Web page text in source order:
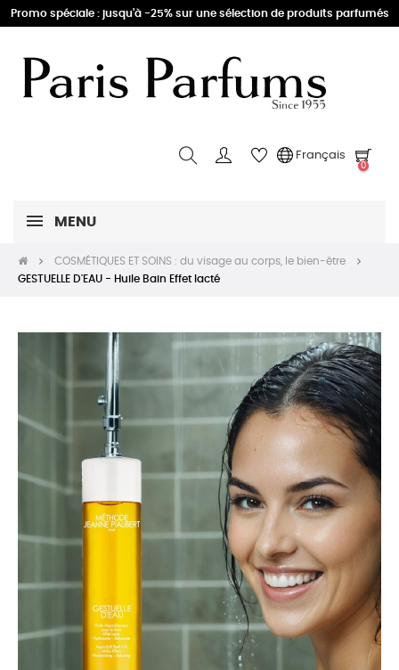
Promo spéciale : jusqu'à -25% sur une sélection de produits parfumés
Français
0
MENU
COSMÉTIQUES ET SOINS : du visage au corps, le bien-être
GESTUELLE D'EAU - Huile Bain Effet lacté